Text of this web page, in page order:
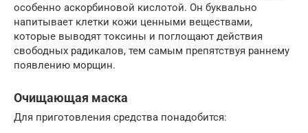
особенно аскорбиновой кислотой. Он буквально
напитывает клетки кожи ценными веществами,
которые выводят токсины и поглощают действия
свободных радикалов, тем самым препятствуя раннему
появлению морщин.
Очищающая маска
Для приготовления средства понадобится: